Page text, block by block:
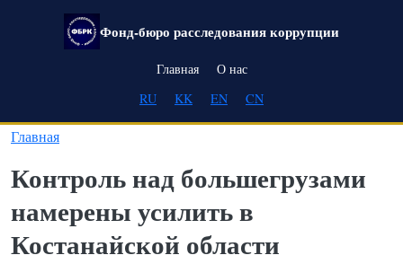
Перейти к основному содержанию
Фонд-бюро расследования коррупции
Main navigation
Главная
О нас
RU
KK EN CN
Главная
Контроль над большегрузами
намерены усилить в
Костанайской области